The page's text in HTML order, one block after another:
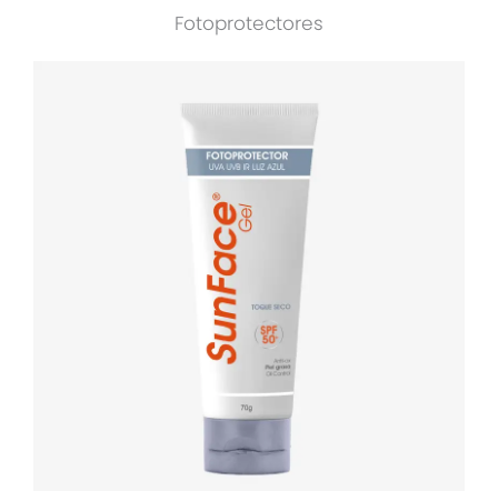
Fotoprotectores